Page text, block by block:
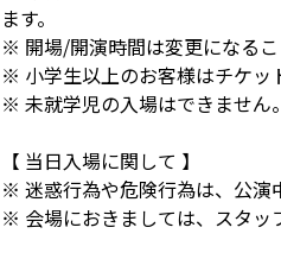
ます。
※ 開場/開演時間は変更になるこ
※ 小学生以上のお客様はチケッ
※ 未就学児の入場はできません。
【 当日入場に関して 】
※ 迷惑行為や危険行為は、公演
※ 会場におきましては、スタッ